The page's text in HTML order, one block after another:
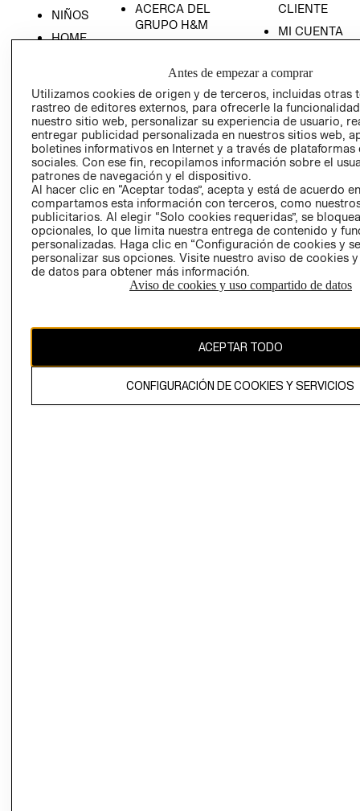
NIÑOS
HOME
ACERCA DEL
GRUPO H&M
RELACIÓN CON
INVERSIONISTAS
POLÍTICA
EMPRESARIAL
CLIENTE
MI CUENTA
TIENDAS
- RETIRO EN
TIENDA
TÉRMINOS Y
CONDICIONES
AVISO DE
PRIVACIDAD
GIFT CARD
AVISO DE
COOKIES
CAMBIAR REGIÓN
Antes de empezar a comprar
Utilizamos cookies de origen y de terceros, incluidas otras
rastreo de editores externos, para ofrecerle la
nuestro sitio web, personalizar su experiencia de usuario,
entregar publicidad personalizada en nuestros sitios web,
boletines informativos en Internet y a través de plataformas
sociales. Con ese fin, recopilamos información sobre el
patrones de navegación y el dispositivo.
Al hacer clic en “Aceptar todas”, acepta y está de acuerdo
compartamos esta información con terceros, como
publicitarios. Al elegir “Solo cookies requeridas”, se
opcionales, lo que limita nuestra entrega de contenido y
personalizadas. Haga clic en “Configuración de cookies y
personalizar sus opciones. Visite nuestro aviso de cookies
de datos para obtener más información.
Aviso de cookies y uso compartido de datos
ACEPTAR TODO
CONFIGURACIÓN DE COOKIES Y SERVICIOS